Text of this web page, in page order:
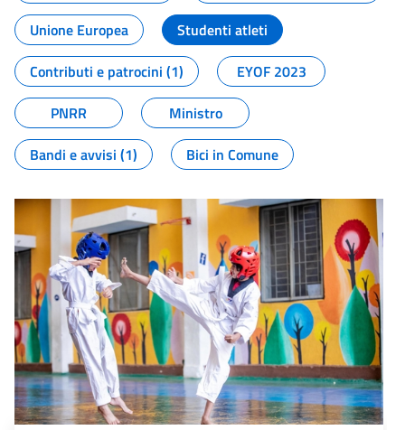
Unione Europea
Studenti atleti
Contributi e patrocini (1)
EYOF 2023
PNRR
Ministro
Bandi e avvisi (1)
Bici in Comune